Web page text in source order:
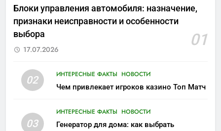
Блоки управления автомобиля: назначение,
признаки неисправности и особенности
выбора
01
17.07.2026
02 ИНТЕРЕСНЫЕ ФАКТЫ НОВОСТИ
Чем привлекает игроков казино Топ Матч
03
ИНТЕРЕСНЫЕ ФАКТЫ НОВОСТИ
Генератор для дома: как выбрать